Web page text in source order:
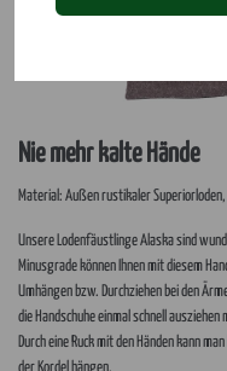
Nie mehr kalte Hände
Material: Außen rustikaler
Unsere Lodenfäustlinge Alaska sind
Minusgrade können Ihnen mit diesem
Umhängen bzw. Durchziehen bei den
die Handschuhe einmal schnell
Durch eine Ruck mit den Händen kann